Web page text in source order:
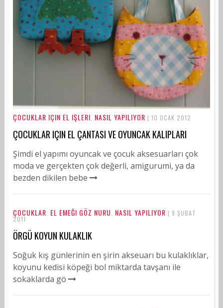
ÇOCUKLAR IÇIN EL IŞLERI NASIL YAPILIYOR | 10 OCAK 2012
ÇOCUKLAR IÇIN EL ÇANTASI VE OYUNCAK KALIPLARI
Şimdi el yapımı oyuncak ve çocuk aksesuarları çok
moda ve gerçekten çok değerli, amigurumi, ya da
bezden dikilen bebe
ÇOCUKLAR EL EMEĞI GÖZ NURU NASIL YAPILIYOR | 9 ŞUBAT
2011
ÖRGÜ KOYUN KULAKLIK
Soğuk kış günlerinin en şirin akseuarı bu kulaklıklar,
koyunu kedisi köpeği bol miktarda tavşanı ile
sokaklarda gö